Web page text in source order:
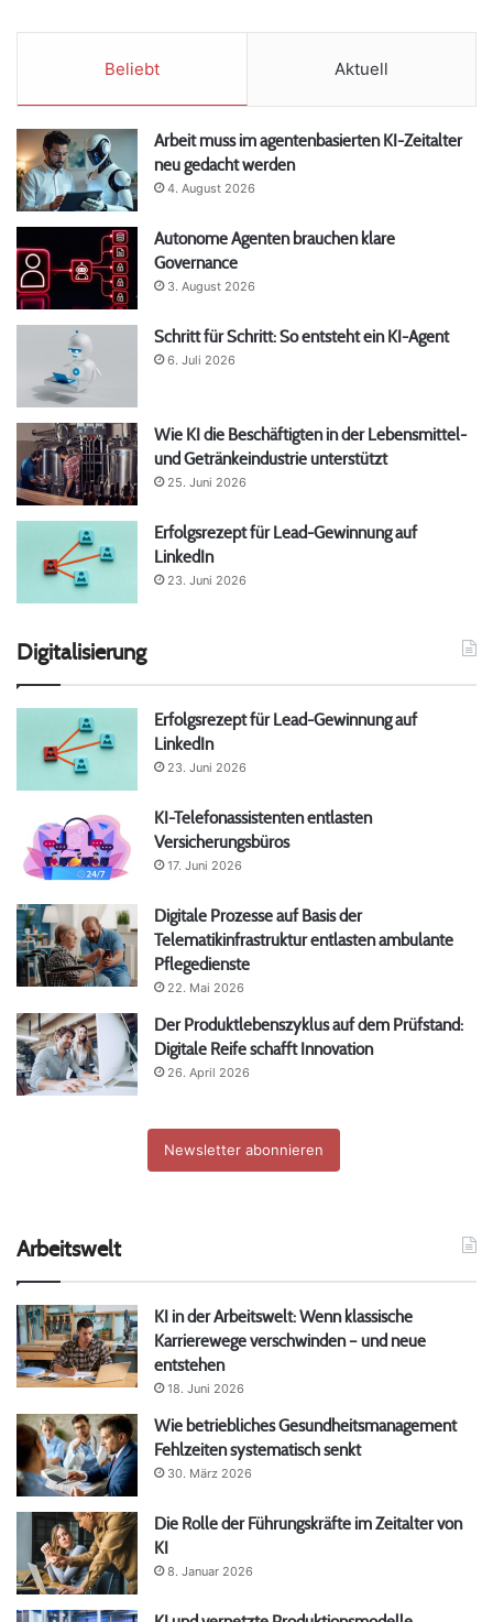
Beliebt Aktuell
Arbeit muss im agentenbasierten KI-Zeitalter
neu gedacht werden
4. August 2026
Autonome Agenten brauchen klare
Governance
3. August 2026
Schritt für Schritt: So entsteht ein KI-Agent
6. Juli 2026
Wie KI die Beschäftigten in der Lebensmittel-
und Getränkeindustrie unterstützt
25. Juni 2026
Erfolgsrezept für Lead-Gewinnung auf
LinkedIn
23. Juni 2026
Digitalisierung
Erfolgsrezept für Lead-Gewinnung auf
LinkedIn
23. Juni 2026
KI-Telefonassistenten entlasten
Versicherungsbüros
17. Juni 2026
Digitale Prozesse auf Basis der
Telematikinfrastruktur entlasten ambulante
Pflegedienste
22. Mai 2026
Der Produktlebenszyklus auf dem Prüfstand:
Digitale Reife schafft Innovation
26. April 2026
Newsletter abonnieren
Arbeitswelt
KI in der Arbeitswelt: Wenn klassische
Karrierewege verschwinden – und neue
entstehen
18. Juni 2026
Wie betriebliches Gesundheitsmanagement
Fehlzeiten systematisch senkt
30. März 2026
Die Rolle der Führungskräfte im Zeitalter von
KI
8. Januar 2026